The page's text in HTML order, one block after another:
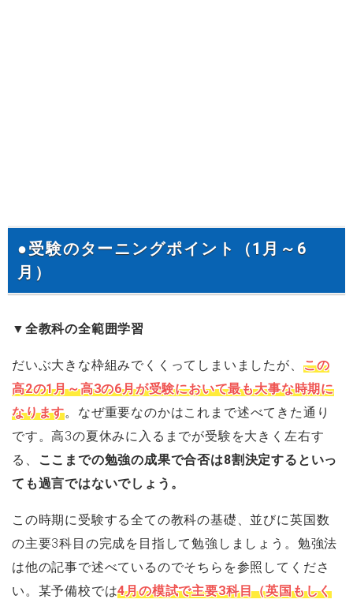
●受験のターニングポイント（1月～6
月）
▼全教科の全範囲学習
だいぶ大きな枠組みでくくってしまいましたが、 この
高2の1月～高3の6月が受験において最も大事な時期に
なります。なぜ重要なのかはこれまで述べてきた通り
です。高3の夏休みに入るまでが受験を大きく左右す
る、
ここまでの勉強の成果で合否は8割決定するといっ
ても過言ではないでしょう。
この時期に受験する全ての教科の基礎、並びに英国数
の主要3科目の完成を目指して勉強しましょう。勉強法
は他の記事で述べているのでそちらを参照してくださ
い。某予備校では4月の模試で主要3科目（英国もしく